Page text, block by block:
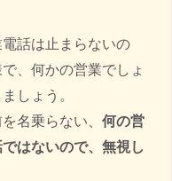
話は止まらないの
、何かの営業でしょ
しょう。
名乗らない、 何の営
はないので、無視し